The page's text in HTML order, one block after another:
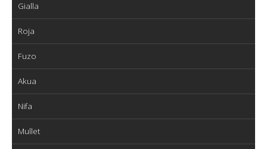
Gialla
Roja
Fuzo
Akua
Nifa
Mullet